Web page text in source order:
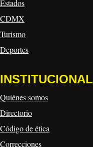
Estados
CDMX
Turismo
Deportes
INSTITUCIONAL
Quiénes somos
Directorio
Código de ética
Correcciones